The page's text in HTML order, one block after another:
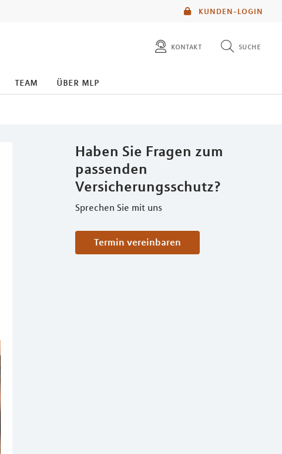
KUNDEN-LOGIN
kontakt suche
team über mlp
Haben Sie Fragen zum
passenden
Versicherungsschutz?
Sprechen Sie mit uns
Termin vereinbaren